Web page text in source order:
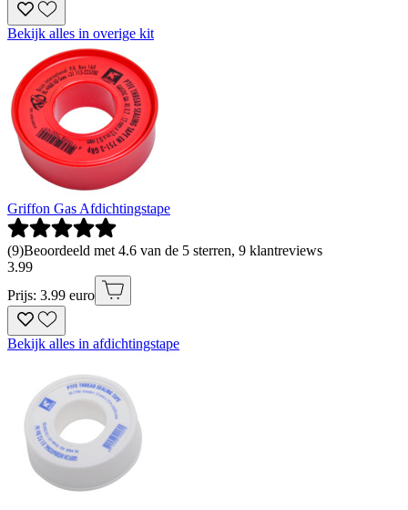
Bekijk alles in overige kit
Griffon Gas Afdichtingstape
(9)Beoordeeld met 4.6 van de 5 sterren, 9 klantreviews
3.99
Prijs: 3.99 euro
Bekijk alles in afdichtingstape